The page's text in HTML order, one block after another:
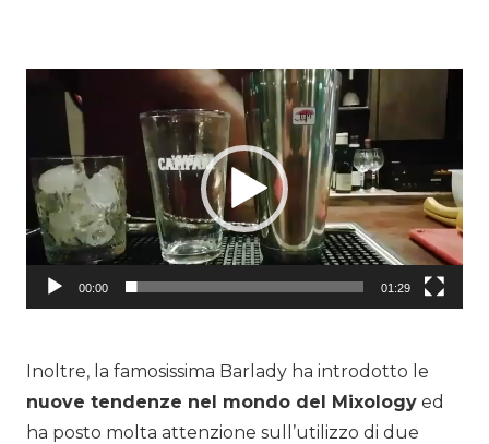
Player
00:00 01:29
Inoltre, la famosissima Barlady ha introdotto le
nuove tendenze nel mondo del Mixology ed
ha posto molta attenzione sull’utilizzo di due